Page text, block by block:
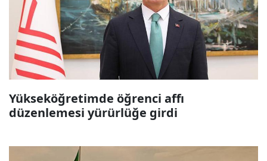
Yükseköğretimde öğrenci affı
düzenlemesi yürürlüğe girdi